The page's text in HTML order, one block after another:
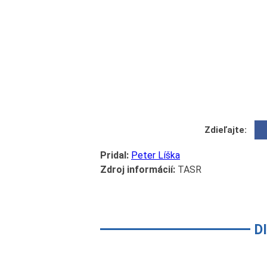
Zdieľajte:
Pridal: Peter Líška
Zdroj informácií: TASR